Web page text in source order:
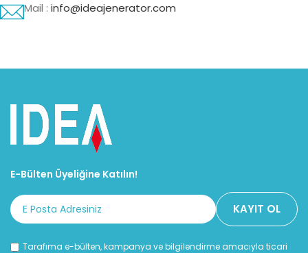
Mail : info@ideajenerator.com
E-Bülten Üyeliğine Katılın!
Tarafıma e-bülten, kampanya ve bilgilendirme amacıyla ticari